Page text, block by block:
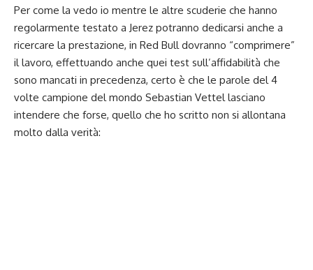
Per come la vedo io mentre le altre scuderie che hanno
regolarmente testato a Jerez potranno dedicarsi anche a
ricercare la prestazione, in Red Bull dovranno “comprimere”
il lavoro, effettuando anche quei test sull’affidabilità che
sono mancati in precedenza, certo è che le parole del 4
volte campione del mondo Sebastian Vettel lasciano
intendere che forse, quello che ho scritto non si allontana
molto dalla verità: